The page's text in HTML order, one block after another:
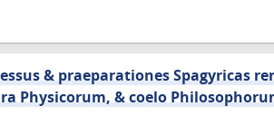
& praeparationes Spagyricas
Physicorum, & coelo